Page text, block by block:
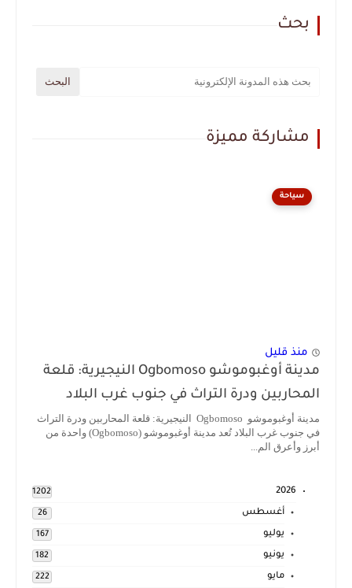
بحث
مشاركة مميزة
سياحة
منذ قليل
مدينة أوغبوموشو Ogbomoso النيجيرية: قلعة
المحاربين ودرة التراث في جنوب غرب البلاد
مدينة أوغبوموشو Ogbomoso النيجيرية: قلعة المحاربين ودرة التراث
في جنوب غرب البلاد تُعد مدينة أوغبوموشو (Ogbomoso) واحدة من
أبرز وأعرق الم...
2026
1202
أغسطس 26
يوليو 167
يونيو 182
مايو 222